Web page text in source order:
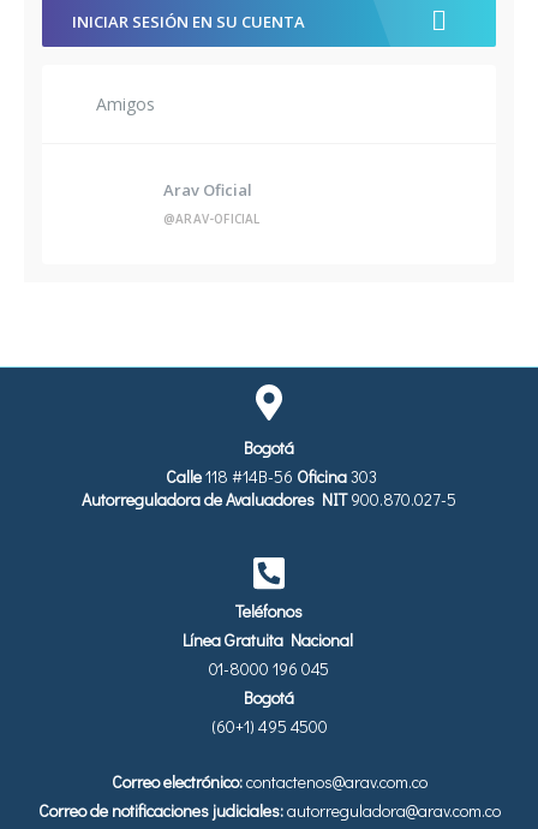
INICIAR SESIÓN EN SU CUENTA
Amigos
Arav Oficial
@ARAV-OFICIAL
Bogotá
Calle118 #14B-56 Oficina303
Autorreguladora de Avaluadores NIT900.870.027-5
Teléfonos
Línea Gratuita Nacional
01-8000 196 045
Bogotá
(60+1) 495 4500
Correo electrónico:contactenos@arav.com.co
Correo de notificaciones judiciales:autorreguladora@arav.com.co